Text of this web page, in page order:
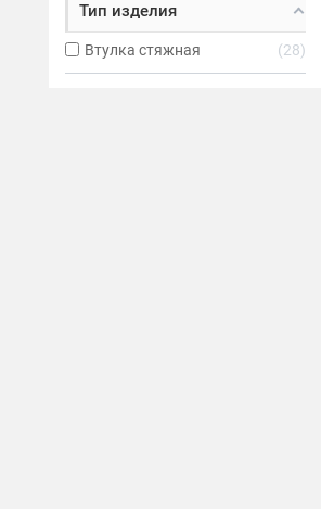
Тип изделия
Втулка стяжная 28